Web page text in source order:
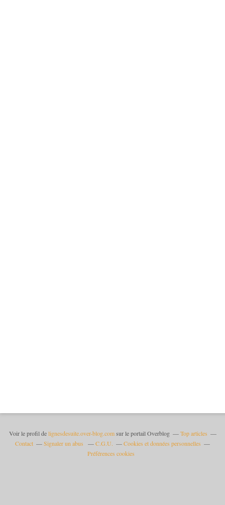
Voir le profil delignesdesuite.over-blog.comsur le portail Overblog
Top articles
Contact
Signaler un abus C.G.U.
Cookies et données personnelles
Préférences cookies